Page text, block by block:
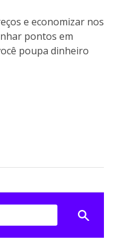
e economizar nos
pontos em
poupa dinheiro